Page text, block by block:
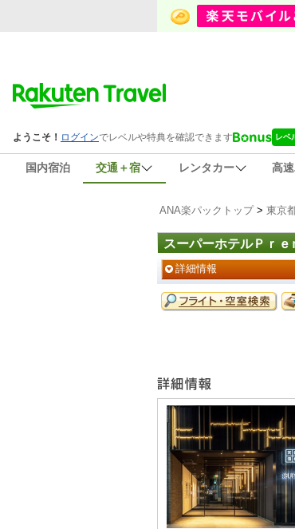
国内宿泊 交通＋宿 レンタカー 高
ANA楽パックトップ> 東京
スーパーホテルＰｒ
ペ
ー
ジ
メ
ニ
詳細情報
予
約
宿
泊
施
設
の
写
真